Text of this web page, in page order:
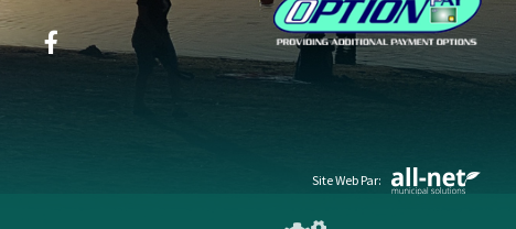
Site Web Par: